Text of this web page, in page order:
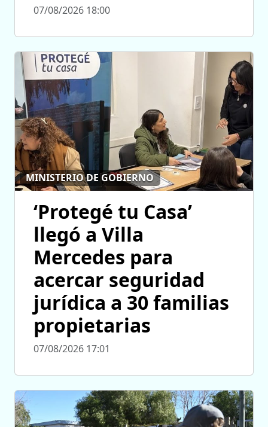
07/08/2026 18:00
MINISTERIO DE GOBIERNO
‘Protegé tu Casa’
llegó a Villa
Mercedes para
acercar seguridad
jurídica a 30 familias
propietarias
07/08/2026 17:01